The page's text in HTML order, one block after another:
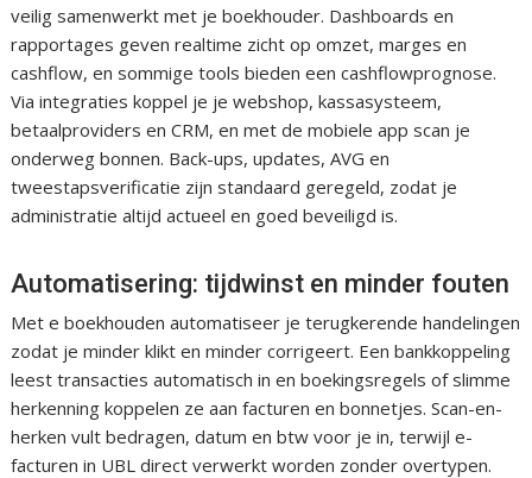
veilig samenwerkt met je boekhouder. Dashboards en
rapportages geven realtime zicht op omzet, marges en
cashflow, en sommige tools bieden een cashflowprognose.
Via integraties koppel je je webshop, kassasysteem,
betaalproviders en CRM, en met de mobiele app scan je
onderweg bonnen. Back-ups, updates, AVG en
tweestapsverificatie zijn standaard geregeld, zodat je
administratie altijd actueel en goed beveiligd is.
Automatisering: tijdwinst en minder fouten
Met e boekhouden automatiseer je terugkerende handelingen
zodat je minder klikt en minder corrigeert. Een bankkoppeling
leest transacties automatisch in en boekingsregels of slimme
herkenning koppelen ze aan facturen en bonnetjes. Scan-en-
herken vult bedragen, datum en btw voor je in, terwijl e-
facturen in UBL direct verwerkt worden zonder overtypen.